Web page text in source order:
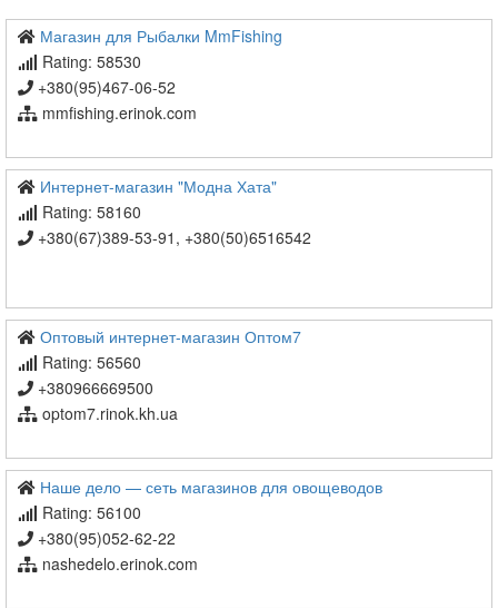
Магазин для Рыбалки MmFishing
Rating: 58530
+380(95)467-06-52
mmfishing.erinok.com
Интернет-магазин "Модна Хата"
Rating: 58160
+380(67)389-53-91, +380(50)6516542
Оптовый интернет-магазин Оптом7
Rating: 56560
+380966669500
optom7.rinok.kh.ua
Наше дело — сеть магазинов для овощеводов
Rating: 56100
+380(95)052-62-22
nashedelo.erinok.com